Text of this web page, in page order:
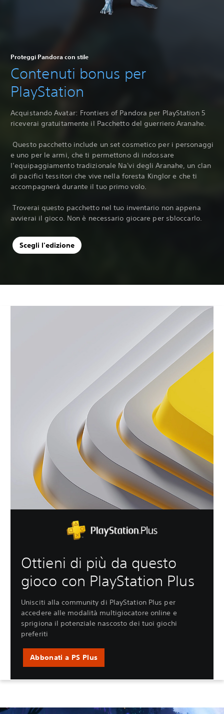
Proteggi Pandora con stile
Contenuti bonus per
PlayStation
Acquistando Avatar: Frontiers of Pandora per PlayStation 5
riceverai gratuitamente il Pacchetto del guerriero Aranahe.
‎ Questo pacchetto include un set cosmetico per i personaggi
e uno per le armi, che ti permettono di indossare
l’equipaggiamento tradizionale Na'vi degli Aranahe, un clan
di pacifici tessitori che vive nella foresta Kinglor e che ti
accompagnerà durante il tuo primo volo.
‎ Troverai questo pacchetto nel tuo inventario non appena
avvierai il gioco. Non è necessario giocare per sbloccarlo.‎
Scegli l'edizione
Ottieni di più da questo
gioco con PlayStation Plus
Unisciti alla community di PlayStation Plus per
accedere alle modalità multigiocatore online e
sprigiona il potenziale nascosto dei tuoi giochi
preferiti
Abbonati a PS Plus